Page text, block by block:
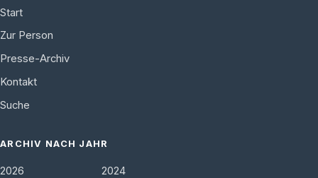
Start
Zur Person
Presse-Archiv
Kontakt
Suche
ARCHIV NACH JAHR
2026
2024